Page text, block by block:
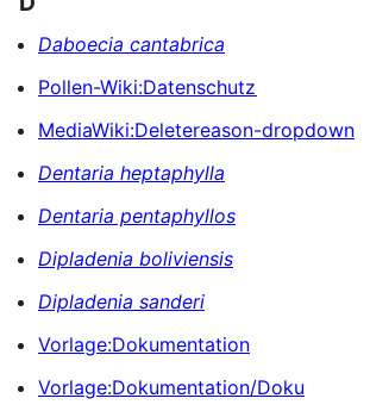
Daboecia cantabrica
Pollen-Wiki:Datenschutz
MediaWiki:Deletereason-dropdown
Dentaria heptaphylla
Dentaria pentaphyllos
Dipladenia boliviensis
Dipladenia sanderi
Vorlage:Dokumentation
Vorlage:Dokumentation/Doku